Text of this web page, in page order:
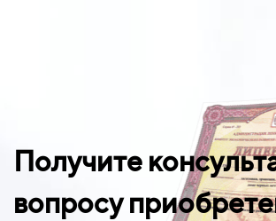
Получите
вопросу